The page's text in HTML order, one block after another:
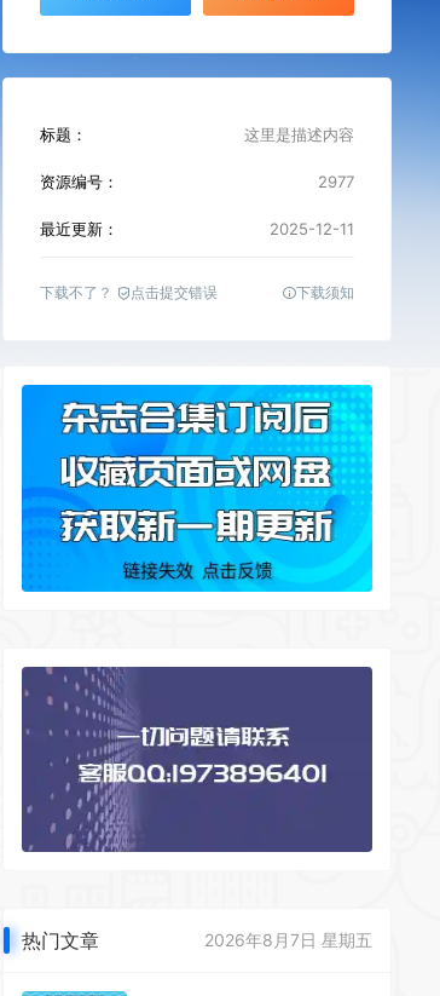
标题： 这里是描述内容
资源编号： 2977
最近更新： 2025-12-11
下载不了？ 点击提交错误 下载须知
热门文章 2026年8月7日 星期五